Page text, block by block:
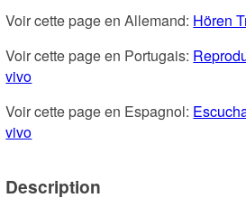
Voir cette page en Allemand: Hören
Voir cette page en Portugais:
vivo
Voir cette page en Espagnol:
vivo
Description